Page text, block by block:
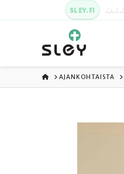
SLEY.FI
ETUSIVU
AJANKOHTAISTA